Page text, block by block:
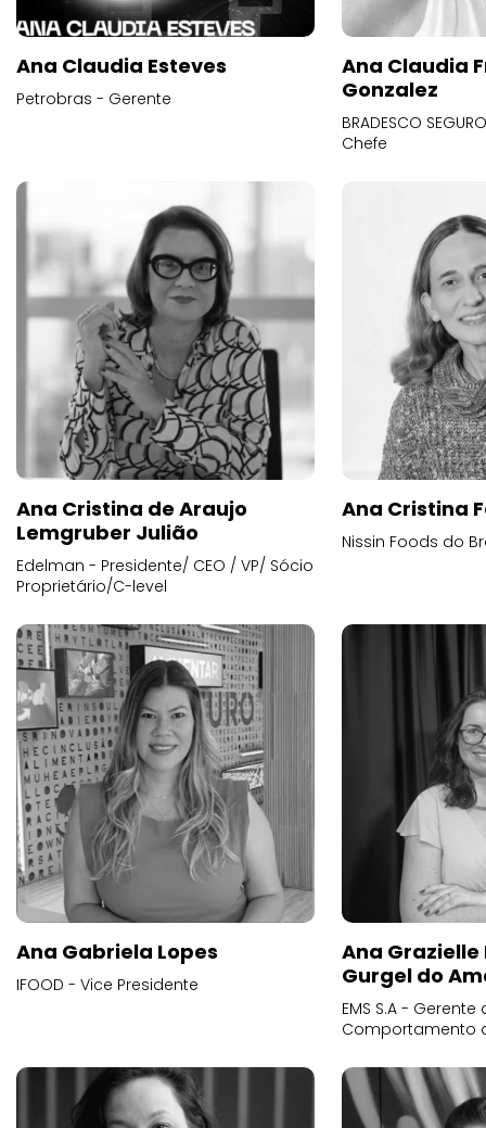
Ana Claudia Esteves
Petrobras - Gerente
Ana Claudia
Gonzalez
BRADESCO
Chefe
Ana Cristina de Araujo
Lemgruber Julião
Edelman - Presidente/ CEO / VP/ Sócio
Proprietário/C-level
Ana Cristina
Nissin Foods do
Ana Gabriela Lopes
IFOOD - Vice Presidente
Ana
Gurgel do
EMS S.A -
Comportamento